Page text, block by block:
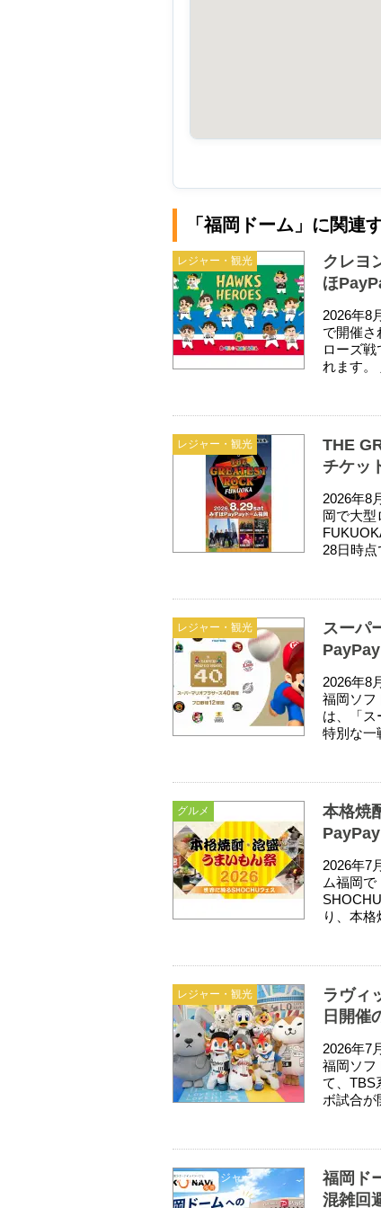
「福岡ドーム」に関連
レジャー・観光
クレヨ
ほ
2026年8
で開催さ
ローズ
れます
レジャー・観光
THE
チケッ
2026年8
岡で大型
28日時
レジャー・観光
スーパ
2026年8
福岡ソフ
は、「ス
特別な
グルメ
本格焼
2026年7
ム福岡
り、本
レジャー・観光
ラヴィ
日開催
2026年7
福岡ソフ
て、TBS
ボ試合
目的別レジャー
福岡ド
混雑回